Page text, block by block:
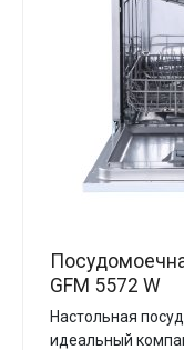
GFM 5572 W
Настольная
идеальный